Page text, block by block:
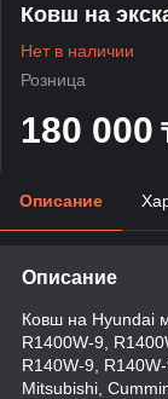
Ковш на
Нет в наличии
Розница
180 000
Описание
Описание
Ковш на Hyundai
R1400W-9,
R140W-9,
Mitsubishi,